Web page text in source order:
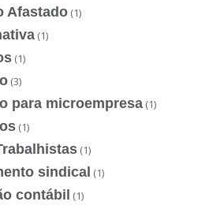
Afastado (1)
(1)
(1)
(3)
para microempresa (1)
(1)
(1)
sindical (1)
contábil (1)